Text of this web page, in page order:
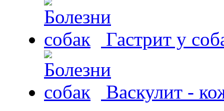
Гастрит у
Васкулит -